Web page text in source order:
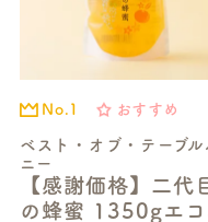
ベスト・オブ・テーブル
ニー
【感謝価格】二代
の蜂蜜 1350gエコ
No.1 おすすめ